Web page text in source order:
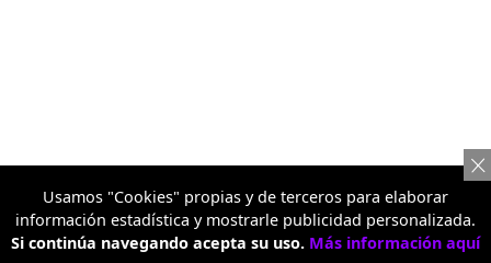
Usamos "Cookies" propias y de terceros para elaborar
información estadística y mostrarle publicidad personalizada.
Si continúa navegando acepta su uso. Más información aquí